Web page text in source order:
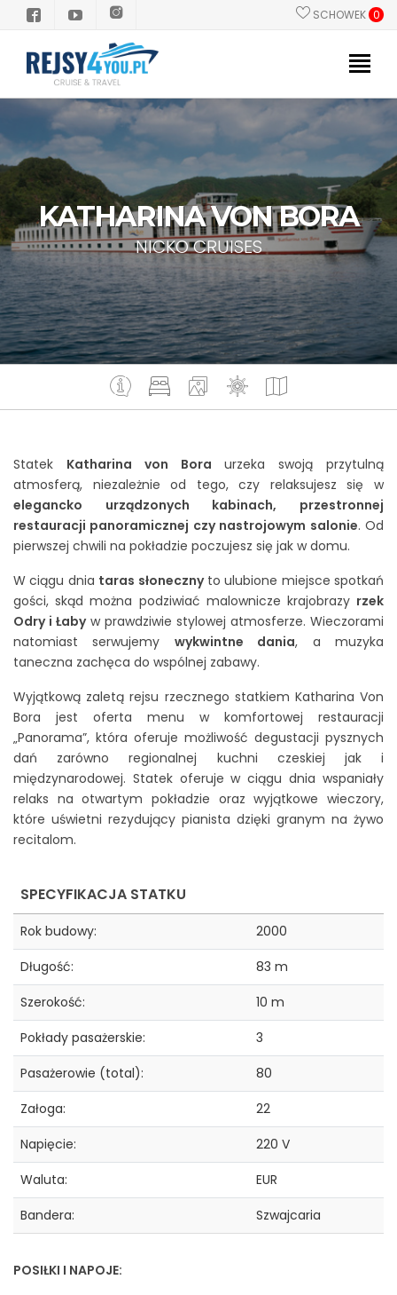
SCHOWEK 0
PROMOCJE
POLSKI PILOT
STATKI
KIERUNKI
GRUPY/INCENTIVE
INFORMACJE PRAKTYCZNE
Dlaczego Rejs?
Zanim popłyniesz
KONTAKT
KATHARINA VON BORA
NICKO CRUISES
Statek Katharina von Bora urzeka swoją przytulną
atmosferą, niezależnie od tego, czy relaksujesz się w
elegancko urządzonych kabinach, przestronnej
restauracji panoramicznej czy nastrojowym salonie. Od
pierwszej chwili na pokładzie poczujesz się jak w domu.
W ciągu dnia taras słonecznyto ulubione miejsce spotkań
gości, skąd można podziwiać malownicze krajobrazy rzek
Odry i Łabyw prawdziwie stylowej atmosferze. Wieczorami
natomiast serwujemy wykwintne dania, a muzyka
taneczna zachęca do wspólnej zabawy.
Wyjątkową zaletą rejsu rzecznego statkiem Katharina Von
Bora jest oferta menu w komfortowej restauracji
„Panorama”, która oferuje możliwość degustacji pysznych
dań zarówno regionalnej kuchni czeskiej jak i
międzynarodowej. Statek oferuje w ciągu dnia wspaniały
relaks na otwartym pokładzie oraz wyjątkowe wieczory,
które uświetni rezydujący pianista dzięki granym na żywo
recitalom.
SPECYFIKACJA STATKU
Rok budowy:
2000
Długość:
83 m
Szerokość:
10 m
Pokłady pasażerskie:
3
Pasażerowie (total):
80
Załoga:
22
Napięcie:
220 V
Waluta:
EUR
Bandera:
Szwajcaria
POSIŁKI I NAPOJE: